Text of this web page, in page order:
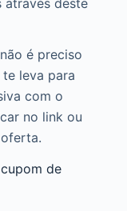
é preciso
leva para
com o
no link ou
de